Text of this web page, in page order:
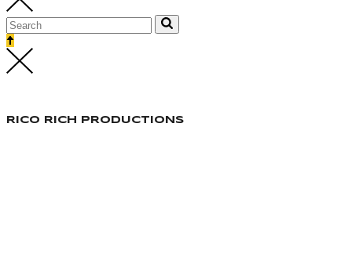
RICO RICH PRODUCTIONS